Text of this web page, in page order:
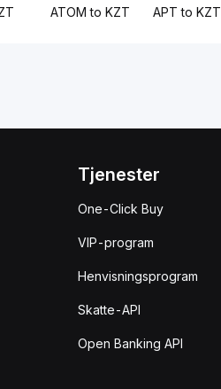
ATOM to KZT APT to KZT
Tjenester
One-Click Buy
VIP-program
Henvisningsprogram
Skatte-API
Open Banking API